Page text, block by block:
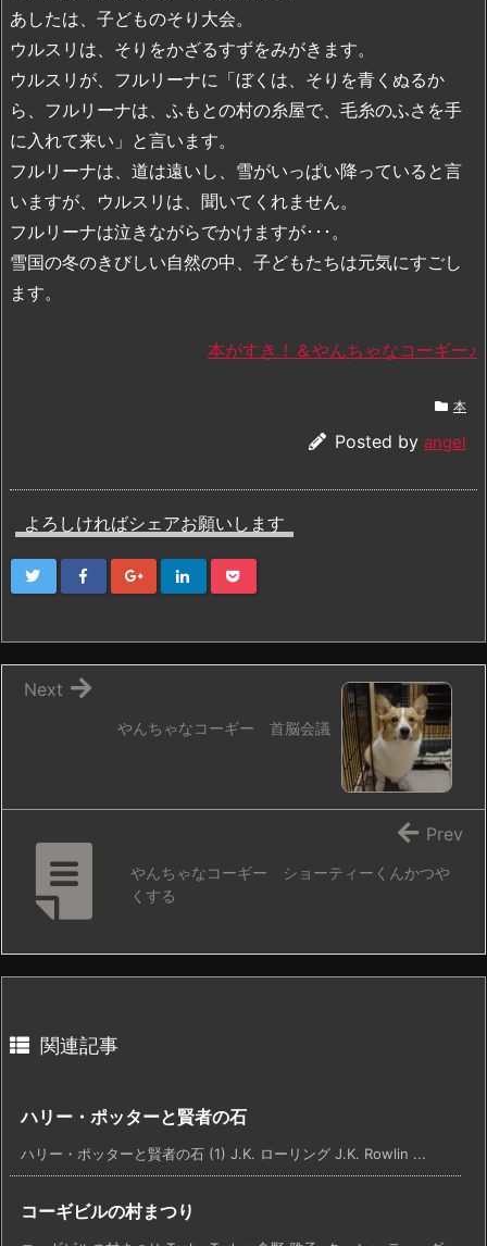
あしたは、子どものそり大会。
ウルスリは、そりをかざるすずをみがきます。
ウルスリが、フルリーナに「ぼくは、そりを青くぬるか
ら、フルリーナは、ふもとの村の糸屋で、毛糸のふさを手
に入れて来い」と言います。
フルリーナは、道は遠いし、雪がいっぱい降っていると言
いますが、ウルスリは、聞いてくれません。
フルリーナは泣きながらでかけますが･･･。
雪国の冬のきびしい自然の中、子どもたちは元気にすごし
ます。
本がすき！＆やんちゃなコーギー♪
本
Posted by angel
よろしければシェアお願いします
やんちゃなコーギー 首脳会議
Next
やんちゃなコーギー ショーティーくんかつや
くする
Prev
関連記事
ハリー・ポッターと賢者の石
ハリー・ポッターと賢者の石 (1) J.K. ローリング J.K. Rowlin ...
コーギビルの村まつり